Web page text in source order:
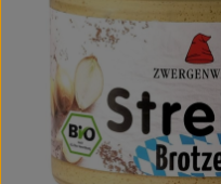
Kühltheke
Backstube
Küchenzauber
Über den Tag